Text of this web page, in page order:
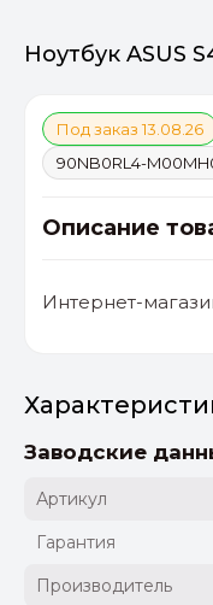
Ноутбук ASUS
Под заказ 13.08.26
90NB0RL4-
Описание
Интернет-
Заводские
Артикул
Гарантия
Производитель